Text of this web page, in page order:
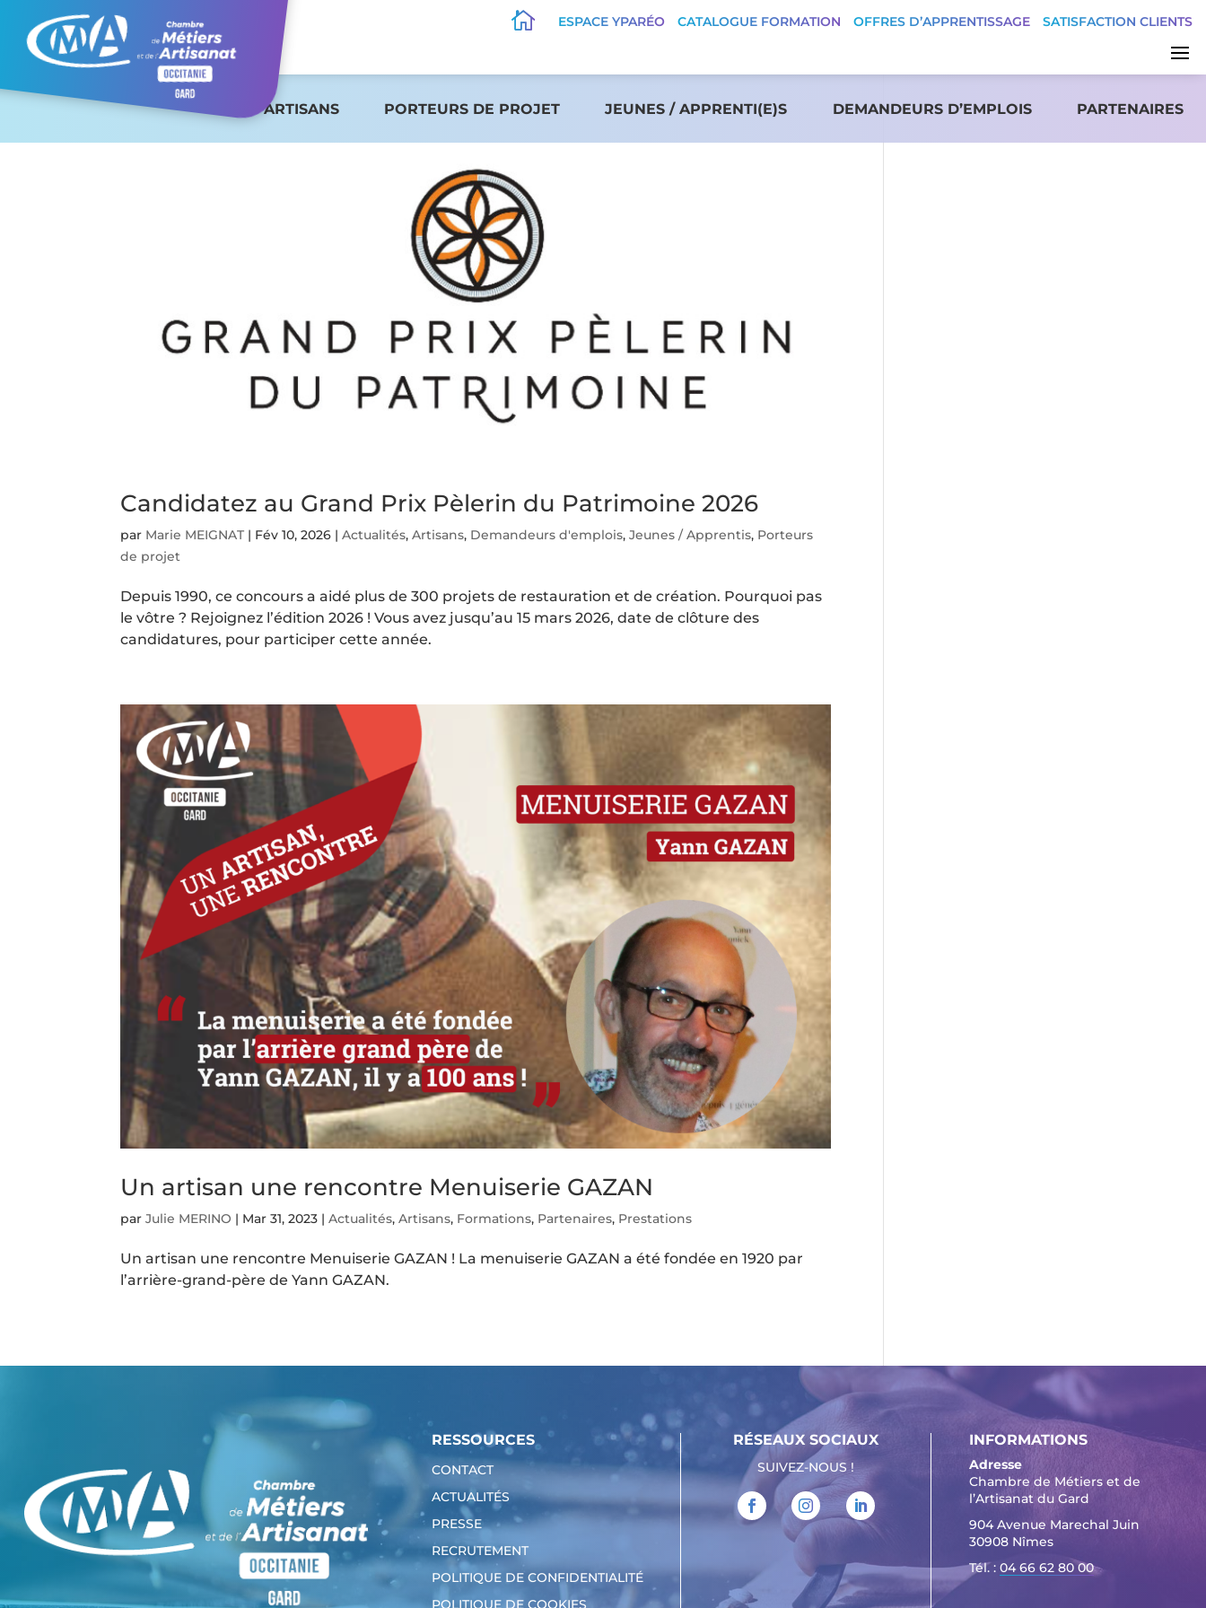
 ESPACE YPARÉO CATALOGUE FORMATION OFFRES D’APPRENTISSAGE SATISFACTION CLIENTS
ARTISANS PORTEURS DE PROJET JEUNES / APPRENTI(E)S DEMANDEURS D’EMPLOIS PARTENAIRES
Candidatez au Grand Prix Pèlerin du Patrimoine 2026
par Marie MEIGNAT | Fév 10, 2026 |Actualités,Artisans, Demandeurs d'emplois,Jeunes / Apprentis, Porteurs
de projet
Depuis 1990, ce concours a aidé plus de 300 projets de restauration et de création. Pourquoi pas
le vôtre ? Rejoignez l’édition 2026 ! Vous avez jusqu’au 15 mars 2026, date de clôture des
candidatures, pour participer cette année.
Un artisan une rencontre Menuiserie GAZAN
parJulie MERINO | Mar 31, 2023 |Actualités,Artisans, Formations, Partenaires, Prestations
Un artisan une rencontre Menuiserie GAZAN ! La menuiserie GAZAN a été fondée en 1920 par
l’arrière-grand-père de Yann GAZAN.
RESSOURCES
CONTACT
ACTUALITÉS
PRESSE
RECRUTEMENT
POLITIQUE DE CONFIDENTIALITÉ
POLITIQUE DE COOKIES
RÉSEAUX SOCIAUX
SUIVEZ-NOUS !
INFORMATIONS
Adresse
Chambre de Métiers et de
l’Artisanat du Gard
904 Avenue Marechal Juin
30908 Nîmes
Tél. :04 66 62 80 00